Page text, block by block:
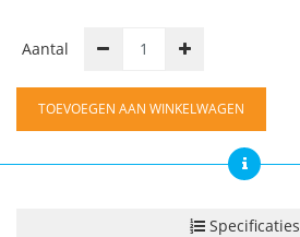
Aantal
TOEVOEGEN AAN WINKELWAGEN
Specificaties